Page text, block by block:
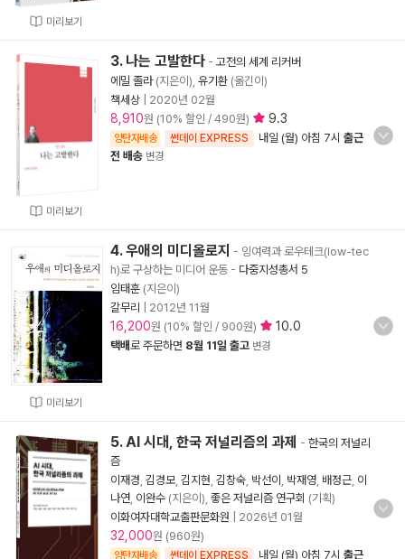
미리보기
미리보기
3. 나는 고발한다 - 고전의 세계 리커버
에밀 졸라(지은이), 유기환 (옮긴이)
책세상
2020년 02월
8,910원 (10% 할인 / 490원) 9.3
양탄자배송 썬데이 EXPRESS 내일 (월) 아침 7시 출근
전 배송 변경
미리보기
4. 우애의 미디올로지 - 잉여력과 로우테크(low-tec
h)로 구상하는 미디어 운동 - 다중지성총서 5
임태훈 (지은이)
갈무리
2012년 11월
16,200원 (10% 할인 / 900원) 10.0
택배로 주문하면 8월 11일 출고 변경
5. AI 시대, 한국 저널리즘의 과제 - 한국의 저널리
즘
이재경 김경모 김지현 김창숙 박선이 박재영 배정근 이
나연 이완수 (지은이), 좋은 저널리즘 연구회 (기획)
이화여자대학교출판문화원
2026년 01월
32,000원 (960원)
양탄자배송 썬데이 EXPRESS 내일 (월) 아침 7시 출근